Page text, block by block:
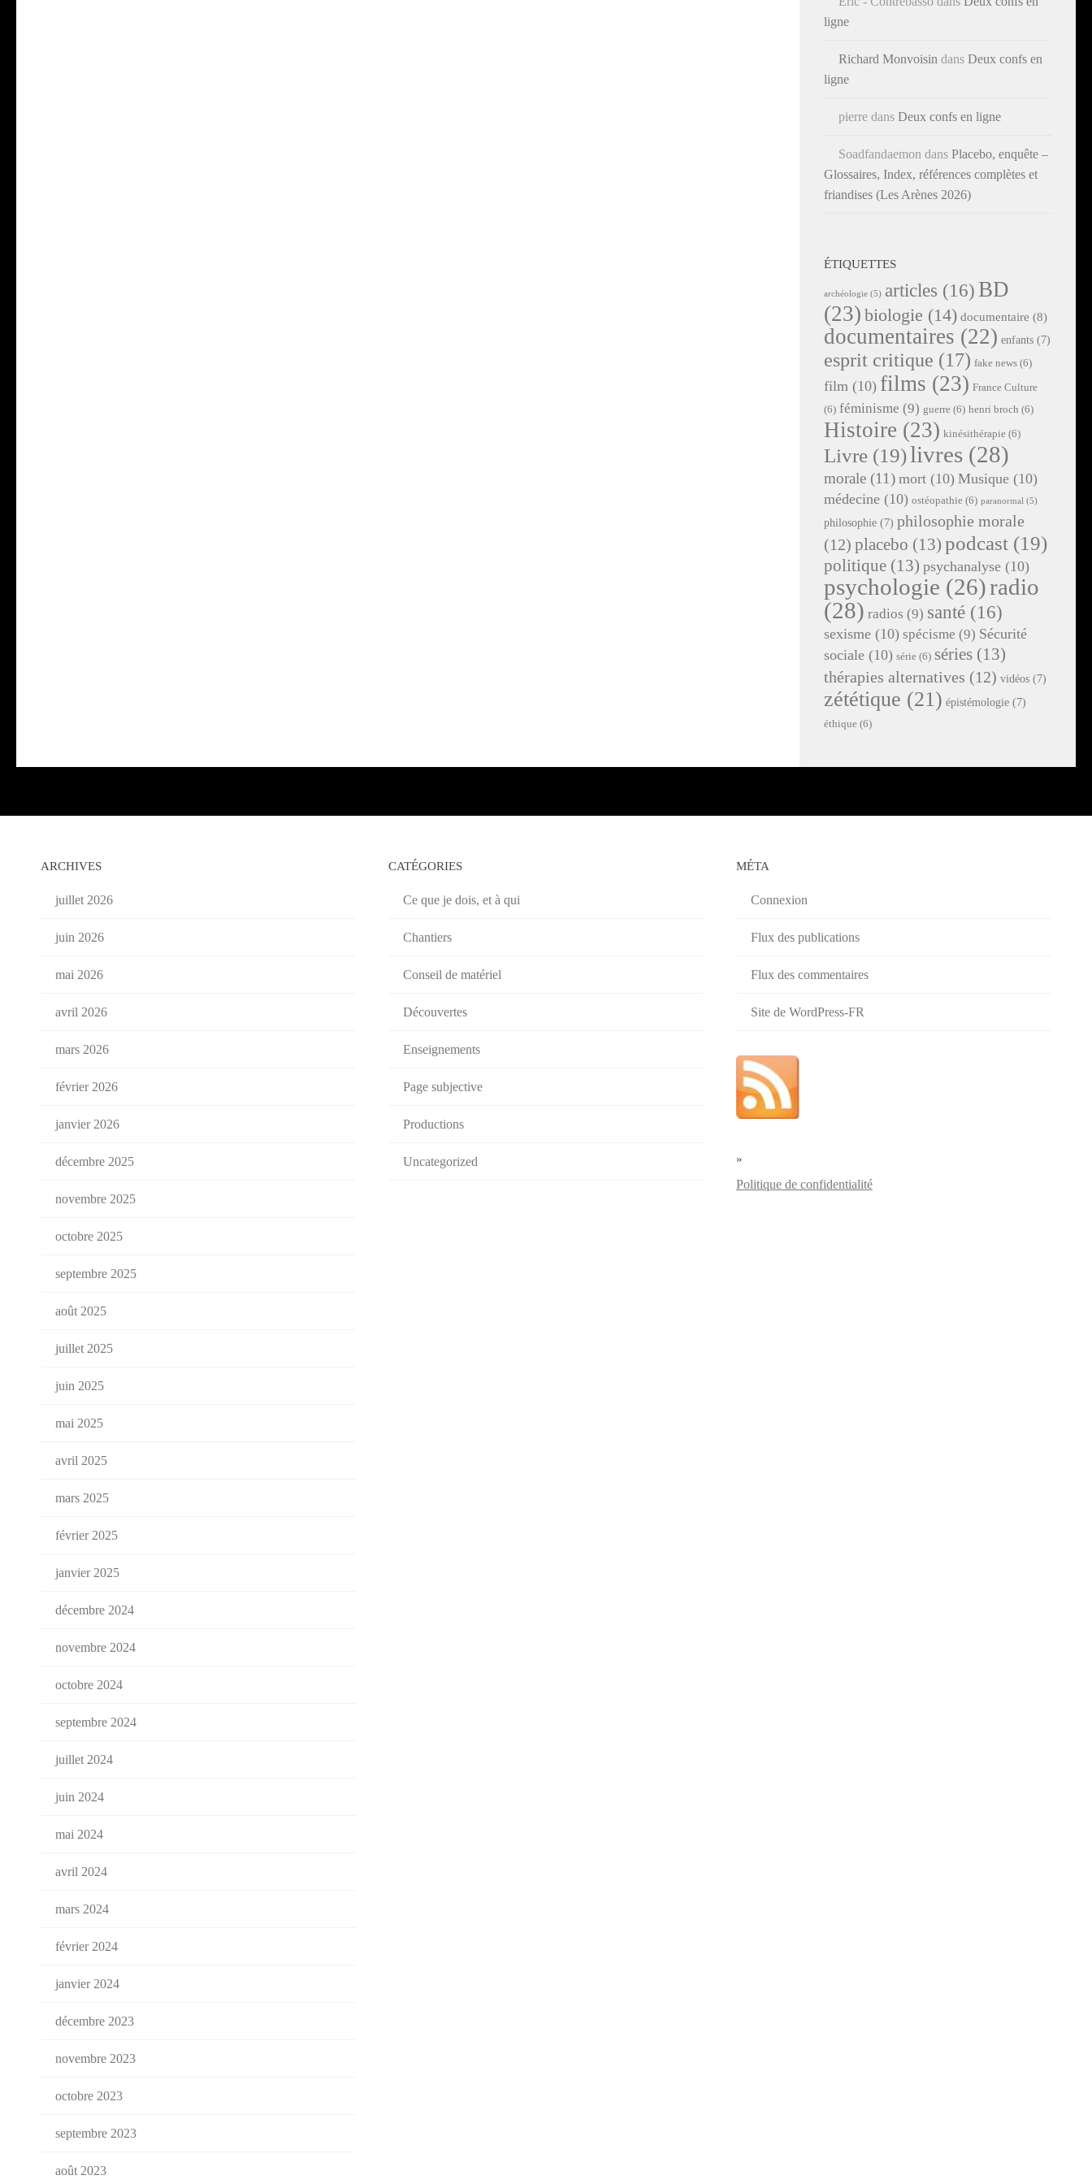
ligne
Richard Monvoisin dans Deux confs en
ligne
pierre dans Deux confs en ligne
Soadfandaemon dans Placebo, enquête –
Glossaires, Index, références complètes et
friandises (Les Arènes 2026)
ÉTIQUETTES
archéologie (5) articles (16) BD
(23) biologie (14) documentaire (8)
documentaires (22) enfants (7)
esprit critique (17) fake news (6)
film (10) films (23) France Culture
(6) féminisme (9) guerre (6) henri broch (6)
Histoire (23) kinésithérapie (6)
Livre (19)livres (28)
morale (11) mort (10) Musique (10)
médecine (10) ostéopathie (6) paranormal (5)
philosophie (7) philosophie morale
(12) placebo (13) podcast (19)
politique (13) psychanalyse (10)
psychologie (26)radio
(28) radios (9) santé (16)
sexisme (10) spécisme (9) Sécurité
sociale (10) série (6) séries (13)
thérapies alternatives (12) vidéos (7)
zététique (21) épistémologie (7)
éthique (6)
ARCHIVES
juillet 2026
juin 2026
mai 2026
avril 2026
mars 2026
février 2026
janvier 2026
décembre 2025
novembre 2025
octobre 2025
septembre 2025
août 2025
juillet 2025
juin 2025
mai 2025
avril 2025
mars 2025
février 2025
janvier 2025
décembre 2024
novembre 2024
octobre 2024
septembre 2024
juillet 2024
juin 2024
mai 2024
avril 2024
mars 2024
février 2024
janvier 2024
décembre 2023
novembre 2023
octobre 2023
septembre 2023
août 2023
CATÉGORIES
Ce que je dois, et à qui
Chantiers
Conseil de matériel
Découvertes
Enseignements
Page subjective
Productions
Uncategorized
MÉTA
Connexion
Flux des publications
Flux des commentaires
Site de WordPress-FR
»
Politique de confidentialité